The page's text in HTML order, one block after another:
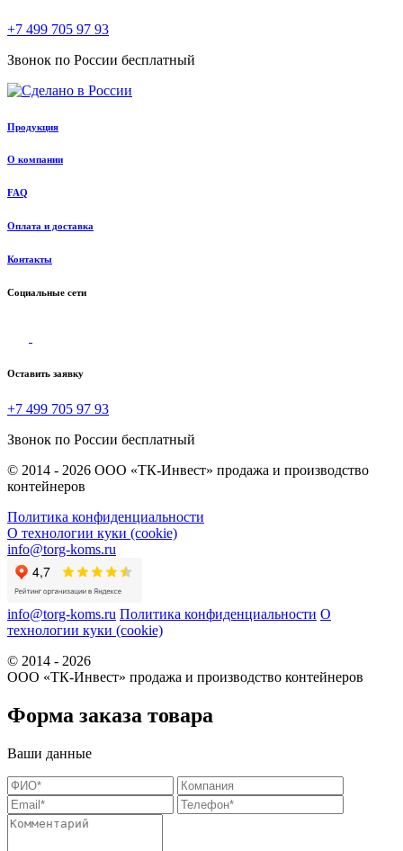
+7 499 705 97 93
Звонок по России бесплатный
Продукция
О компании
FAQ
Оплата и доставка
Контакты
Социальные сети
Оставить заявку
+7 499 705 97 93
Звонок по России бесплатный
© 2014 - 2026 ООО «ТК-Инвест» продажа и производство
контейнеров
Политика конфиденциальности
О технологии куки (cookie)
info@torg-koms.ru
info@torg-koms.ru Политика конфиденциальности О
технологии куки (cookie)
© 2014 - 2026
ООО «ТК-Инвест» продажа и производство контейнеров
Форма заказа товара
Ваши данные